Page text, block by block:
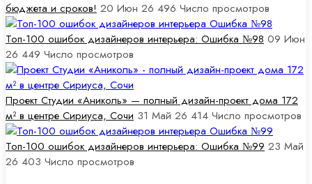
бюджета и сроков! 20 Июн 26 496 Число просмотров
Топ-100 ошибок дизайнеров интерьера: Ошибка №98 09 Июн
26 449 Число просмотров
Проект Студии «Аниколь» — полный дизайн-проект дома 172
м² в центре Сириуса, Сочи 31 Май 26 414 Число просмотров
Топ-100 ошибок дизайнеров интерьера: Ошибка №99 23 Май
26 403 Число просмотров